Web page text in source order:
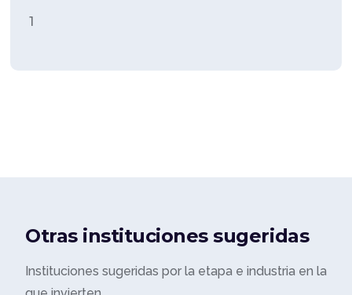
1
Otras instituciones sugeridas
Instituciones sugeridas por la etapa e industria en la